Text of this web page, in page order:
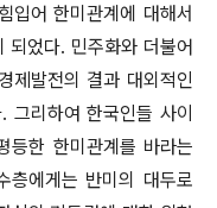
입어 한미관계에 대해서
되었다. 민주화와 더불어
제발전의 결과 대외적인
그리하여 한국인들 사이
등한 한미관계를 바라는
층에게는 반미의 대두로